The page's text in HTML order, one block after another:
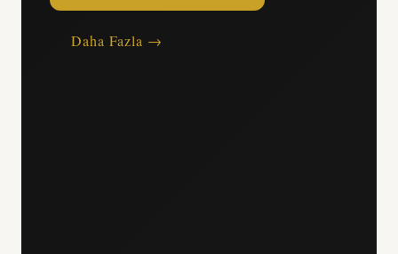
Daha Fazla →